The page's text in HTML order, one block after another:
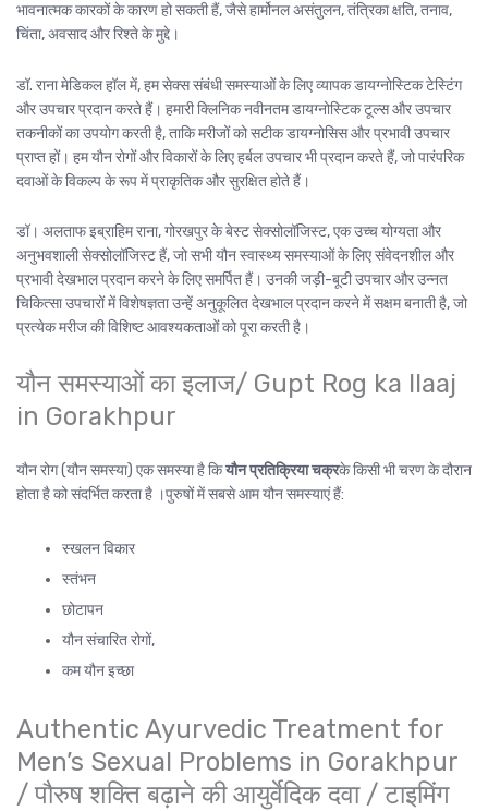
भावनात्मक कारकों के कारण हो सकती हैं, जैसे हार्मोनल असंतुलन, तंत्रिका क्षति, तनाव,
चिंता, अवसाद और रिश्ते के मुद्दे।
डॉ. राना मेडिकल हॉल में, हम सेक्स संबंधी समस्याओं के लिए व्यापक डायग्नोस्टिक टेस्टिंग
और उपचार प्रदान करते हैं। हमारी क्लिनिक नवीनतम डायग्नोस्टिक टूल्स और उपचार
तकनीकों का उपयोग करती है, ताकि मरीजों को सटीक डायग्नोसिस और प्रभावी उपचार
प्राप्त हों। हम यौन रोगों और विकारों के लिए हर्बल उपचार भी प्रदान करते हैं, जो पारंपरिक
दवाओं के विकल्प के रूप में प्राकृतिक और सुरक्षित होते हैं।
डॉ। अलताफ इब्राहिम राना, गोरखपुर के बेस्ट सेक्सोलॉजिस्ट, एक उच्च योग्यता और
अनुभवशाली सेक्सोलॉजिस्ट हैं, जो सभी यौन स्वास्थ्य समस्याओं के लिए संवेदनशील और
प्रभावी देखभाल प्रदान करने के लिए समर्पित हैं। उनकी जड़ी-बूटी उपचार और उन्नत
चिकित्सा उपचारों में विशेषज्ञता उन्हें अनुकूलित देखभाल प्रदान करने में सक्षम बनाती है, जो
प्रत्येक मरीज की विशिष्ट आवश्यकताओं को पूरा करती है।
यौन समस्याओं का इलाज/ Gupt Rog ka Ilaaj
in Gorakhpur
यौन रोग (यौन समस्या) एक समस्या है कियौन प्रतिक्रिया चक्रके किसी भी चरण के दौरान
होता है को संदर्भित करता है ।पुरुषों में सबसे आम यौन समस्याएं हैं:
स्खलन विकार
स्तंभन
छोटापन
यौन संचारित रोगों,
कम यौन इच्छा
Authentic Ayurvedic Treatment for
Men’s Sexual Problems in Gorakhpur
/ पौरुष शक्ति बढ़ाने की आयुर्वेदिक दवा / टाइमिंग